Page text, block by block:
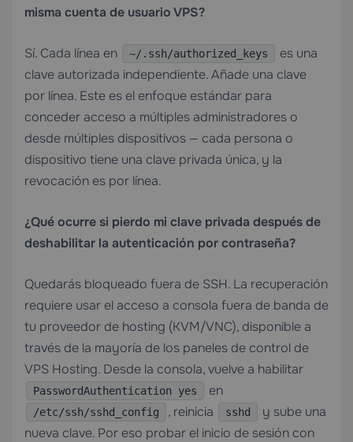
misma cuenta de usuario VPS?
Sí. Cada línea en ~/.ssh/authorized_keys
es una
clave autorizada independiente. Añade una clave
por línea. Este es el enfoque estándar para
conceder acceso a múltiples administradores o
desde múltiples dispositivos — cada persona o
dispositivo tiene una clave privada única, y la
revocación es por línea.
¿Qué ocurre si pierdo mi clave privada después de
deshabilitar la autenticación por contraseña?
Quedarás bloqueado fuera de SSH. La recuperación
requiere usar el acceso a consola fuera de banda de
tu proveedor de hosting (KVM/VNC), disponible a
través de la mayoría de los paneles de control de
VPS Hosting. Desde la consola, vuelve a habilitar
PasswordAuthentication yes en
/etc/ssh/sshd_config , reinicia sshd
y sube una
nueva clave. Por eso probar el inicio de sesión con